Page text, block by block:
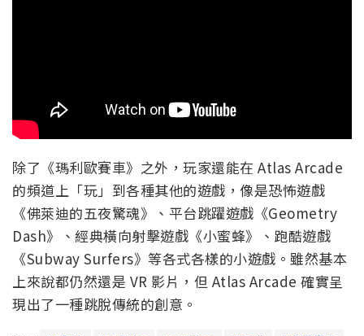
除了《瑪利歐賽車》之外，玩家還能在 Atlas Arcade
的頻道上「玩」到各種其他的遊戲，像是恐怖遊戲
《佛萊迪的五夜驚魂》、平台跳躍遊戲《Geometry
Dash》、經典橫向射擊遊戲《小蜜蜂》、跑酷遊戲
《Subway Surfers》等各式各樣的小遊戲。雖然基本
上來說都仍然還是 VR 影片，但 Atlas Arcade 確實呈
現出了一種跳脫傳統的創意。